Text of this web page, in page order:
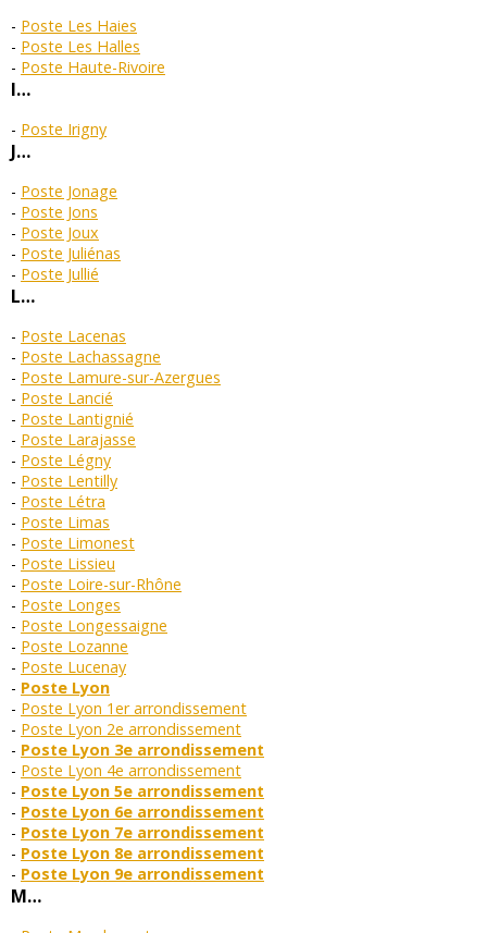
Poste Les Haies
Poste Les Halles
Poste Haute-Rivoire
I…
Poste Irigny
J…
Poste Jonage
Poste Jons
Poste Joux
Poste Juliénas
Poste Jullié
L…
Poste Lacenas
Poste Lachassagne
Poste Lamure-sur-Azergues
Poste Lancié
Poste Lantignié
Poste Larajasse
Poste Légny
Poste Lentilly
Poste Létra
Poste Limas
Poste Limonest
Poste Lissieu
Poste Loire-sur-Rhône
Poste Longes
Poste Longessaigne
Poste Lozanne
Poste Lucenay
Poste Lyon
Poste Lyon 1er arrondissement
Poste Lyon 2e arrondissement
Poste Lyon 3e arrondissement
Poste Lyon 4e arrondissement
Poste Lyon 5e arrondissement
Poste Lyon 6e arrondissement
Poste Lyon 7e arrondissement
Poste Lyon 8e arrondissement
Poste Lyon 9e arrondissement
M…